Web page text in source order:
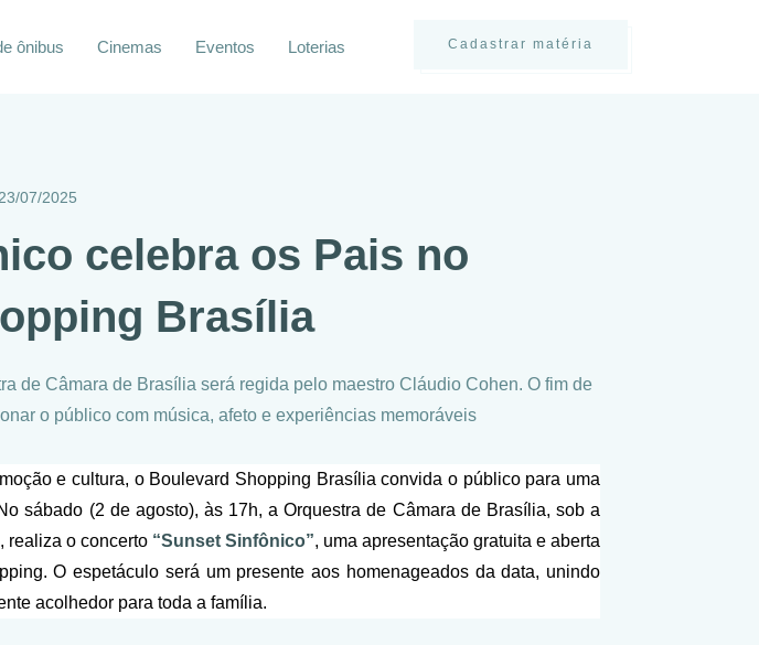
Cadastrar matéria
ônibus Cinemas Eventos Loterias
23/07/2025
celebra os Pais no
Brasília
de Câmara de Brasília será regida pelo maestro Cláudio Cohen. O fim de
o público com música, afeto e experiências memoráveis
e cultura, o Boulevard Shopping Brasília convida o público para uma
sábado (2 de agosto), às 17h, a Orquestra de Câmara de Brasília, sob a
realiza o concerto “Sunset Sinfônico”, uma apresentação gratuita e aberta
O espetáculo será um presente aos homenageados da data, unindo
acolhedor para toda a família.